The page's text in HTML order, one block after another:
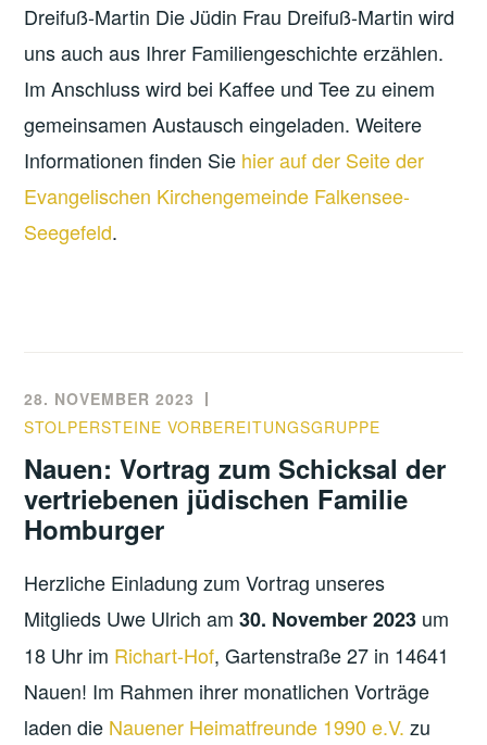
Dreifuß-Martin Die Jüdin Frau Dreifuß-Martin wird
uns auch aus Ihrer Familiengeschichte erzählen.
Im Anschluss wird bei Kaffee und Tee zu einem
gemeinsamen Austausch eingeladen. Weitere
Informationen finden Sie hier auf der Seite der
Evangelischen Kirchengemeinde Falkensee-
Seegefeld.
28. NOVEMBER 2023
STOLPERSTEINE VORBEREITUNGSGRUPPE
Nauen: Vortrag zum Schicksal der
vertriebenen jüdischen Familie
Homburger
Herzliche Einladung zum Vortrag unseres
Mitglieds Uwe Ulrich am30. November 2023 um
18 Uhr im Richart-Hof, Gartenstraße 27 in 14641
Nauen! Im Rahmen ihrer monatlichen Vorträge
laden die Nauener Heimatfreunde 1990 e.V. zu